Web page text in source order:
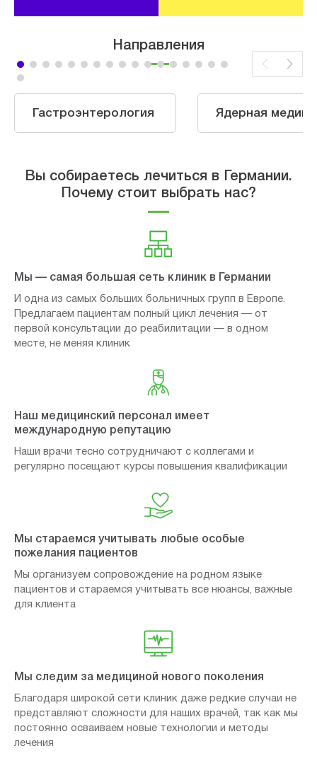
Направления
Гастроэнтерология Ядерная
Вы собираетесь лечиться в Германии.
Почему стоит выбрать нас?
Мы — самая большая сеть клиник в Германии
И одна из самых больших больничных групп в Европе.
Предлагаем пациентам полный цикл лечения — от
первой консультации до реабилитации — в одном
месте, не меняя клиник
Наш медицинский персонал имеет
международную репутацию
Наши врачи тесно сотрудничают с коллегами и
регулярно посещают курсы повышения квалификации
Мы стараемся учитывать любые особые
пожелания пациентов
Мы организуем сопровождение на родном языке
пациентов и стараемся учитывать все нюансы, важные
для клиента
Мы следим за медициной нового поколения
Благодаря широкой сети клиник даже редкие случаи не
представляют сложности для наших врачей, так как мы
постоянно осваиваем новые технологии и методы
лечения